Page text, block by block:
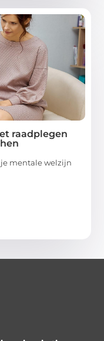
raadplegen
mentale welzijn